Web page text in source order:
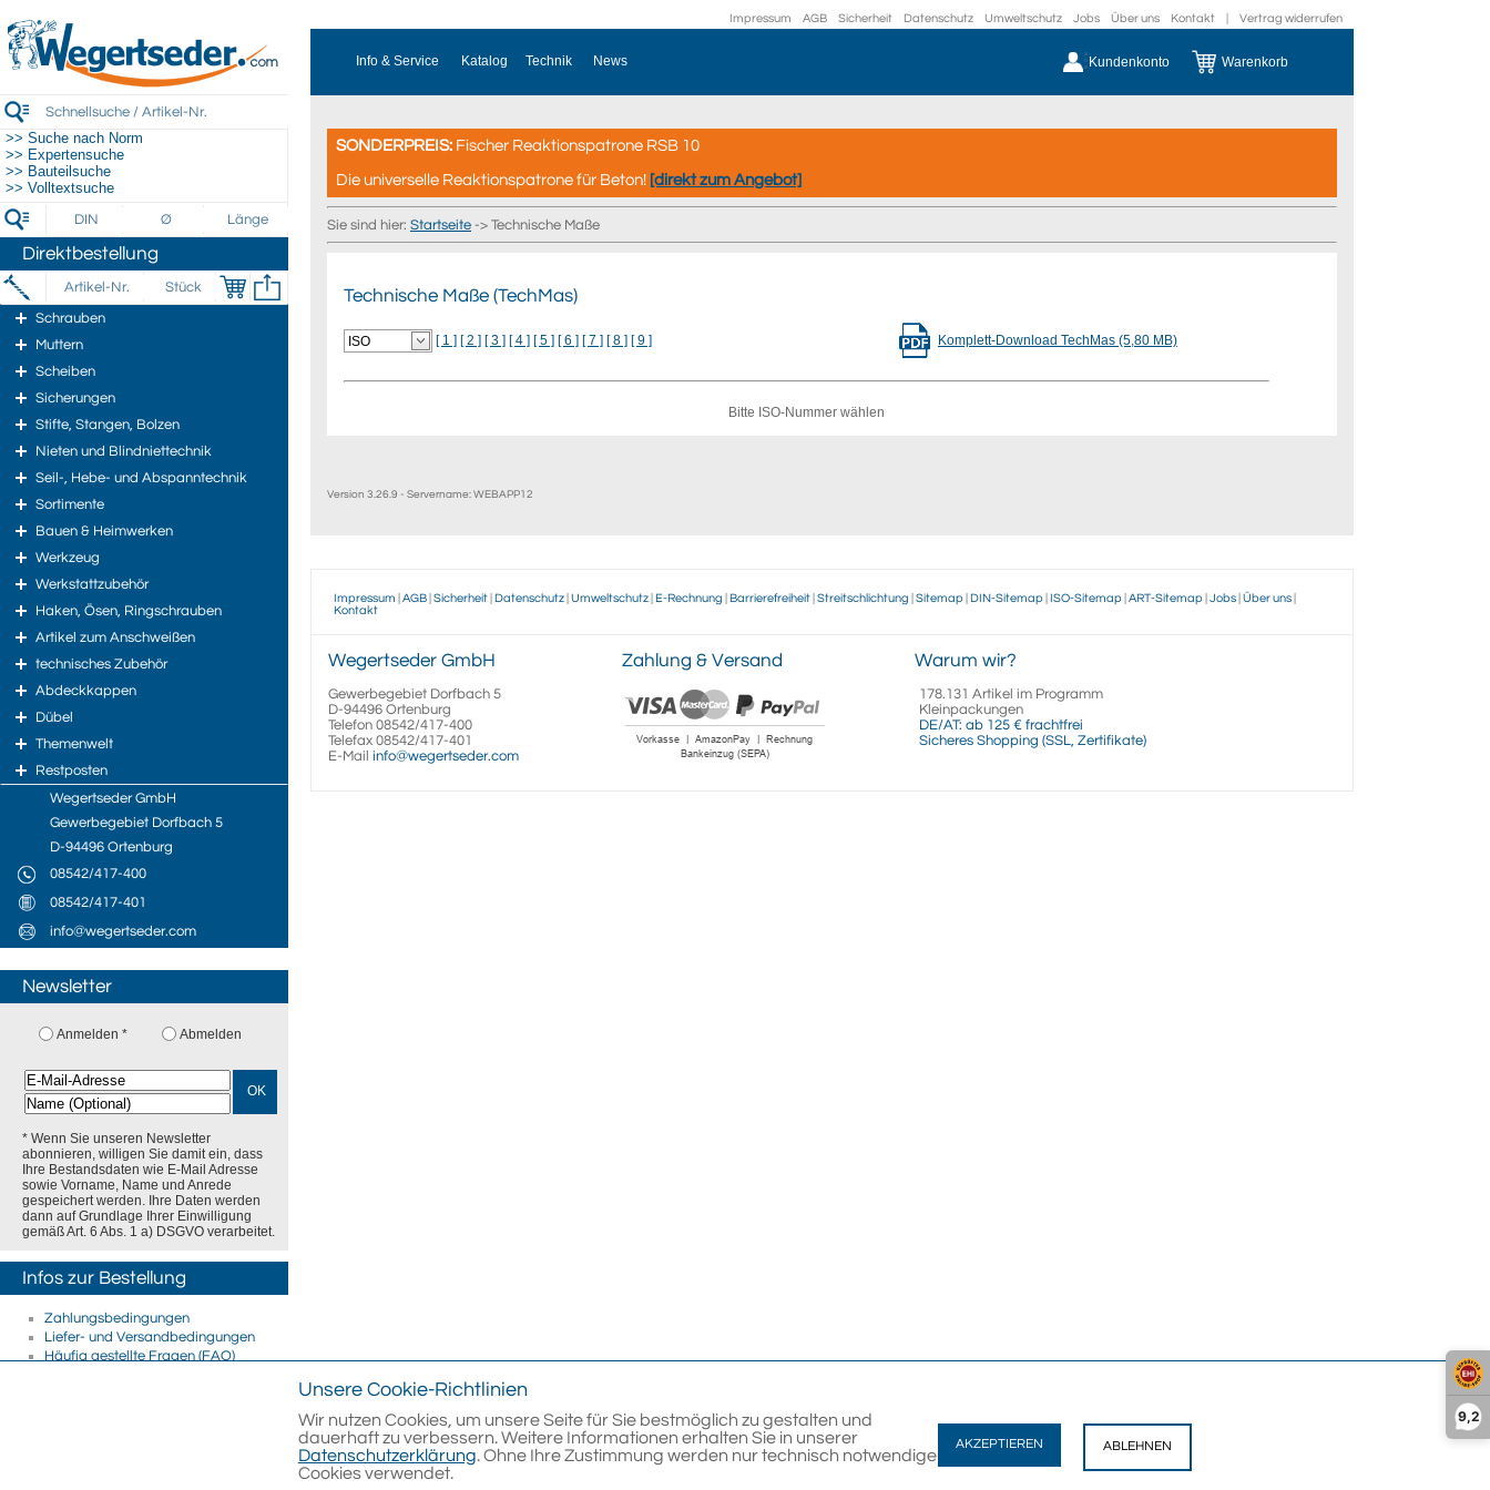
9,2
>> Suche nach Norm
>> Expertensuche
>> Bauteilsuche
>> Volltextsuche
Direktbestellung
Schrauben
Muttern
Scheiben
Sicherungen
Stifte, Stangen, Bolzen
Nieten und Blindniettechnik
Seil-, Hebe- und Abspanntechnik
Sortimente
Bauen & Heimwerken
Werkzeug
Werkstattzubehör
Haken, Ösen, Ringschrauben
Artikel zum Anschweißen
technisches Zubehör
Abdeckkappen
Dübel
Themenwelt
Restposten
Wegertseder GmbH
Gewerbegebiet Dorfbach 5
D-94496 Ortenburg
08542/417-400
08542/417-401
info@wegertseder.com
Newsletter
Anmelden * Abmelden
OK
* Wenn Sie unseren Newsletter
abonnieren, willigen Sie damit ein, dass
Ihre Bestandsdaten wie E-Mail Adresse
sowie Vorname, Name und Anrede
gespeichert werden. Ihre Daten werden
dann auf Grundlage Ihrer Einwilligung
gemäß Art. 6 Abs. 1 a) DSGVO verarbeitet.
Infos zur Bestellung
Zahlungsbedingungen
Liefer- und Versandbedingungen
Häufig gestellte Fragen (FAQ)
Impressum AGB Sicherheit Datenschutz Umweltschutz Jobs Über uns Kontakt Vertrag widerrufen
Info & Service Katalog Technik News Kundenkonto Warenkorb
SONDERPREIS: Fischer Reaktionspatrone RSB 10
Die universelle Reaktionspatrone für Beton! [direkt zum Angebot]
Sie sind hier: Startseite -> Technische Maße
Technische Maße (TechMas)
[ 1 ] [ 2 ] [ 3 ] [ 4 ] [ 5 ] [ 6 ] [ 7 ] [ 8 ] [ 9 ] Komplett-Download TechMas (5,80 MB)
Bitte ISO-Nummer wählen
Version 3.26.9 - Servername: WEBAPP12
Impressum AGB Sicherheit Datenschutz Umweltschutz E-Rechnung Barrierefreiheit Streitschlichtung Sitemap DIN-Sitemap ISO-Sitemap ART-Sitemap Jobs Über uns
Kontakt
Wegertseder GmbH
Gewerbegebiet Dorfbach 5
D-94496 Ortenburg
Telefon 08542/417-400
Telefax 08542/417-401
E-Mail info@wegertseder.com
Zahlung & Versand Warum wir?
178.131 Artikel im Programm
Kleinpackungen
DE/AT: ab 125 € frachtfrei
Sicheres Shopping (SSL, Zertifikate)
Unsere Cookie-Richtlinien
Wir nutzen Cookies, um unsere Seite für Sie bestmöglich zu gestalten und
dauerhaft zu verbessern. Weitere Informationen erhalten Sie in unserer
Datenschutzerklärung. Ohne Ihre Zustimmung werden nur technisch notwendige
Cookies verwendet.
AKZEPTIEREN ABLEHNEN